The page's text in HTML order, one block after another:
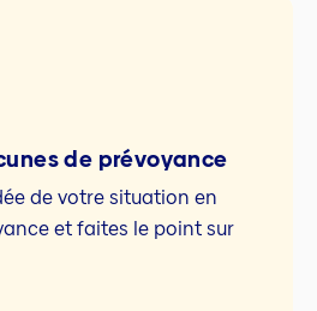
de prévoyance
de votre situation en
et faites le point sur